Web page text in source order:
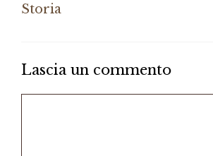
Storia
Lascia un commento